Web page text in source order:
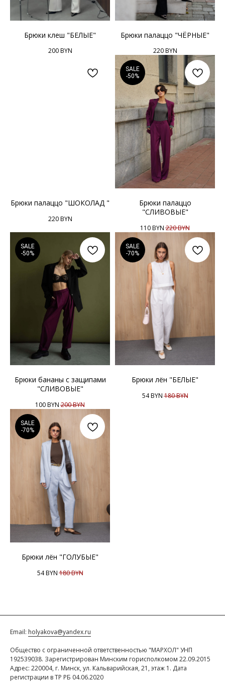
Брюки клеш "БЕЛЫЕ"
200 BYN
Брюки палаццо "ЧЁРНЫЕ"
220 BYN
Брюки палаццо "ШОКОЛАД "
220 BYN
SALE
-50%
Брюки палаццо
"СЛИВОВЫЕ"
110BYN 220BYN
SALE
-50%
Брюки бананы с защипами
"СЛИВОВЫЕ"
100BYN 200BYN
SALE
-70%
Брюки лён "БЕЛЫЕ"
54 BYN 180BYN
SALE
-70%
Брюки лён "ГОЛУБЫЕ"
54 BYN 180BYN
Email: holyakova@yandex.ru
Общество с ограниченной ответственностью "МАРХОЛ" УНП
192539038. Зарегистрирован Минским горисполкомом 22.09.2015
Адрес: 220004, г. Минск, ул. Кальварийская, 21, этаж 1. Дата
регистрации в ТР РБ 04.06.2020